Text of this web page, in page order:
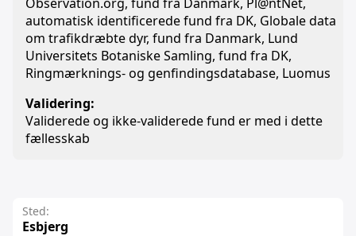
automatisk identificerede fund fra DK, Globale data
om trafikdræbte dyr, fund fra Danmark, Lund
Universitets Botaniske Samling, fund fra DK,
Ringmærknings- og genfindingsdatabase, Luomus
Validering:
Validerede og ikke-validerede fund er med i dette
fællesskab
Sted:
Esbjerg